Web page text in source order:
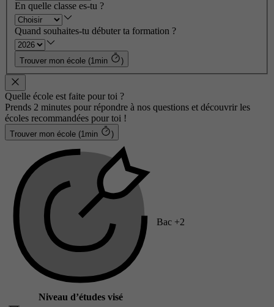
En quelle classe es-tu ?
Quand souhaites-tu débuter ta formation ?
Trouver mon école (1min )
Quelle école est faite pour toi ?
Prends 2 minutes pour répondre à nos questions et découvrir les
écoles recommandées pour toi !
Trouver mon école (1min )
Niveau d’études visé
Bac +2